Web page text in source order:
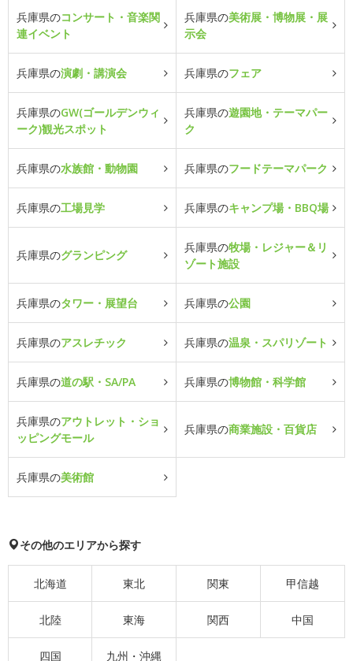
兵庫県のコンサート・音楽関
連イベント
兵庫県の美術展・博物展・展
示会
兵庫県の演劇・講演会 兵庫県のフェア
兵庫県のGW(ゴールデンウィ
ーク)観光スポット
兵庫県の遊園地・テーマパー
ク
兵庫県の水族館・動物園 兵庫県のフードテーマパーク
兵庫県の工場見学 兵庫県のキャンプ場・BBQ場
兵庫県のグランピング
兵庫県の牧場・レジャー＆リ
ゾート施設
兵庫県のタワー・展望台 兵庫県の公園
兵庫県のアスレチック 兵庫県の温泉・スパリゾート
兵庫県の道の駅・SA/PA 兵庫県の博物館・科学館
兵庫県のアウトレット・ショ
ッピングモール
兵庫県の商業施設・百貨店
兵庫県の美術館
その他のエリアから探す
北海道 東北 関東 甲信越
北陸 東海 関西 中国
四国 九州・沖縄